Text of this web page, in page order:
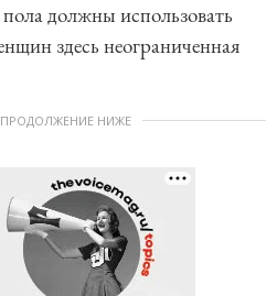
должны использовать
здесь неограниченная
ПРОДОЛЖЕНИЕ НИЖЕ